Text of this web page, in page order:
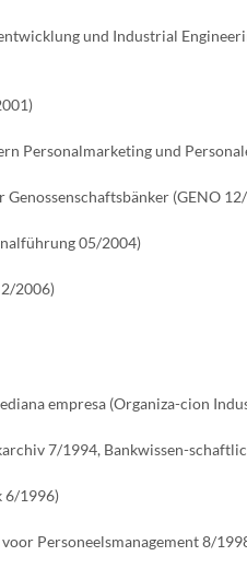
und Industrial
Personalmarketing und
(GENO
05/2004)
2006)
empresa (Organiza-cion
7/1994, Bankwissen-
6/1996)
Personeelsmanagement 8/